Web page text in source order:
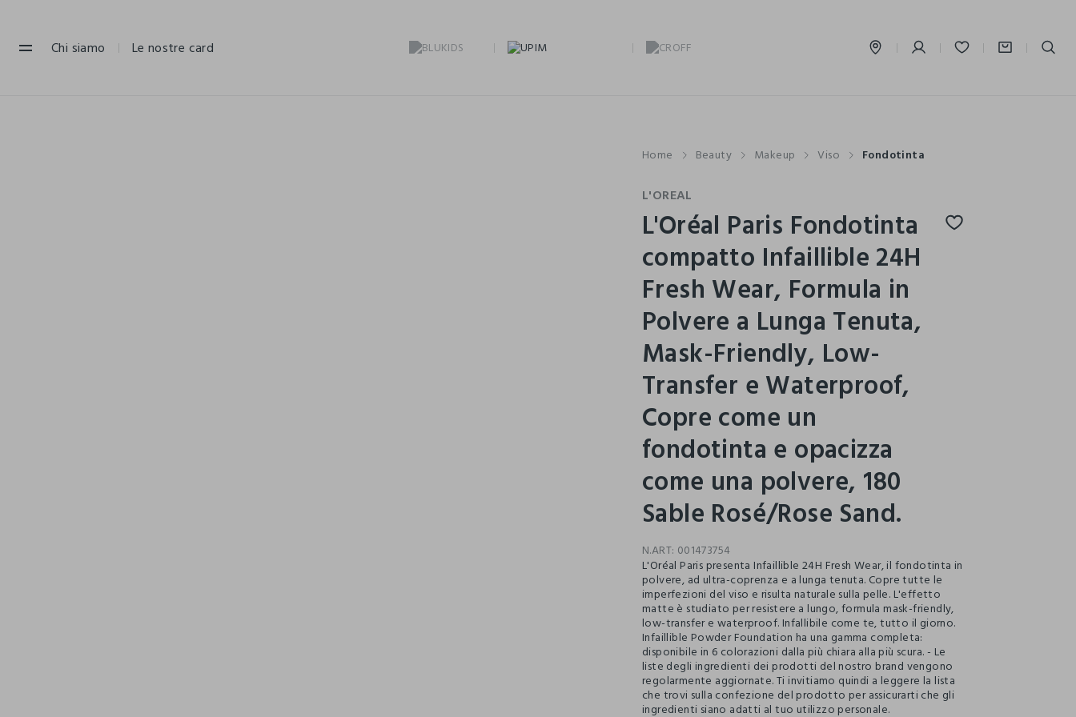
Chi siamo Le nostre card
Home Beauty Makeup Viso Fondotinta
L'OREAL
L'Oréal Paris Fondotinta
compatto Infaillible 24H
Fresh Wear, Formula in
Polvere a Lunga Tenuta,
Mask-Friendly, Low-
Transfer e Waterproof,
Copre come un
fondotinta e opacizza
come una polvere, 180
Sable Rosé/Rose Sand.
N.ART: 001473754
L'Oréal Paris presenta Infaillible 24H Fresh Wear, il fondotinta in
polvere, ad ultra-coprenza e a lunga tenuta. Copre tutte le
imperfezioni del viso e risulta naturale sulla pelle. L'effetto
matte è studiato per resistere a lungo, formula mask-friendly,
low-transfer e waterproof. Infallibile come te, tutto il giorno.
Infaillible Powder Foundation ha una gamma completa:
disponibile in 6 colorazioni dalla più chiara alla più scura. - Le
liste degli ingredienti dei prodotti del nostro brand vengono
regolarmente aggiornate. Ti invitiamo quindi a leggere la lista
che trovi sulla confezione del prodotto per assicurarti che gli
ingredienti siano adatti al tuo utilizzo personale.